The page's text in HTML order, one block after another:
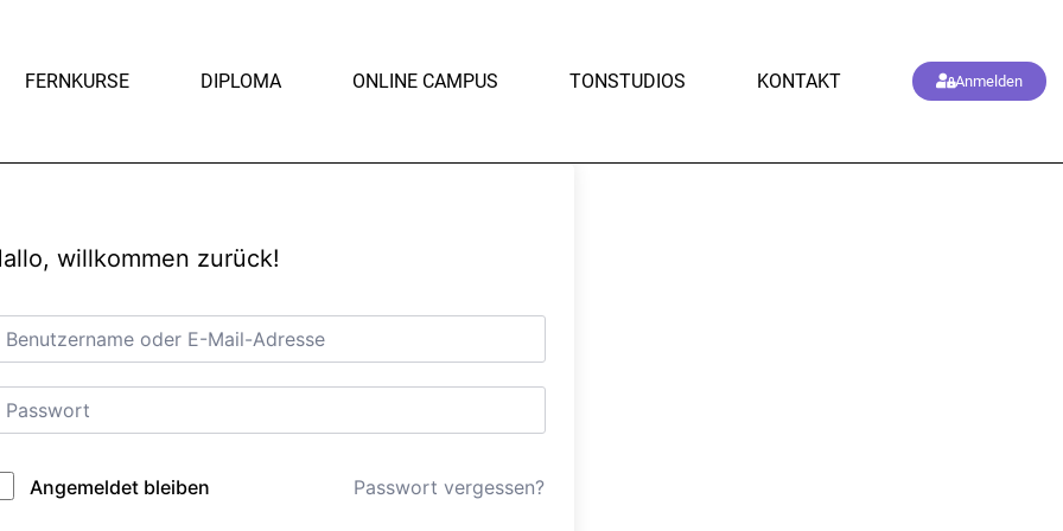
FERNKURSE DIPLOMA ONLINE CAMPUS TONSTUDIOS KONTAKT Anmelden
willkommen zurück!
Angemeldet bleiben Passwort vergessen?